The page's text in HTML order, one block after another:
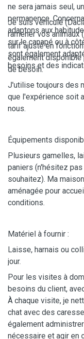
ne sera jamais seul,
permanence.
adaptons aux
sur le canapé ou à
sont également
besoins et des
Je suis véhiculé
ramener vos animaux
tarif ajusté en
également
de besoin.
J'utilise toujours des
que l'expérience soit
nous.
Équipements
Plusieurs gamelles,
paniers (n'hésitez
souhaitez). Ma
aménagée pour
conditions.
Matériel à fournir :
Laisse, harnais ou
jour.
Pour les visites à
besoins du client,
À chaque visite, je
chat avec des
également
nécessaire et agir en